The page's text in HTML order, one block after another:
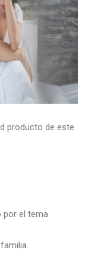
producto de este
por el tema